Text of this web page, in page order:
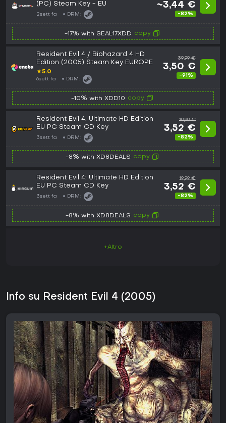
(PC) Steam Key - EU
2sett fa DRM:
~3,44 €
-82%
-17% with SEAL17XDD copy
Resident Evil 4 / Biohazard 4 HD
Edition (2005) Steam Key EUROPE
★5.0
6sett fa DRM:
39,99 €
3,50 €
-91%
-10% with XDD10 copy
Resident Evil 4: Ultimate HD Edition
EU PC Steam CD Key
3sett fa DRM:
19,99 €
3,52 €
-82%
-8% with XD8DEALS copy
Resident Evil 4: Ultimate HD Edition
EU PC Steam CD Key
3sett fa DRM:
19,99 €
3,52 €
-82%
-8% with XD8DEALS copy
+Altro
Info su Resident Evil 4 (2005)